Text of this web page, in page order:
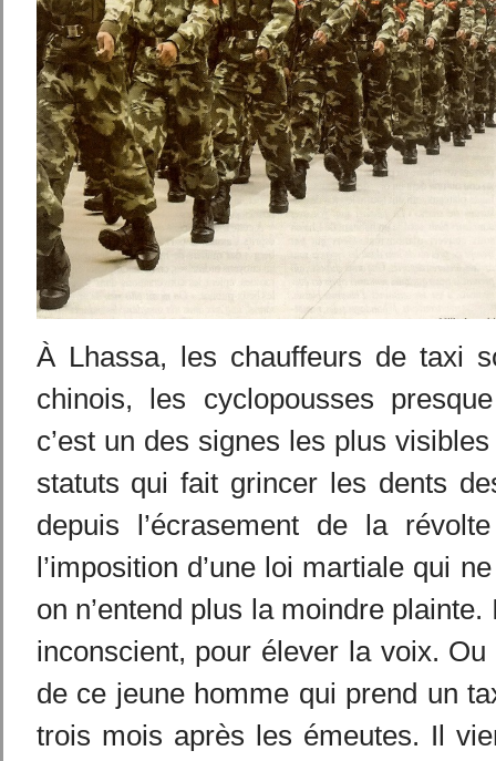
À Lhassa, les chauffeurs de taxi
chinois, les cyclopousses
c’est un des signes les plus
statuts qui fait grincer les dents
depuis l’écrasement de la
l’imposition d’une loi martiale qui
on n’entend plus la moindre
inconscient, pour élever la voix. Ou
de ce jeune homme qui prend un
trois mois après les émeutes. Il